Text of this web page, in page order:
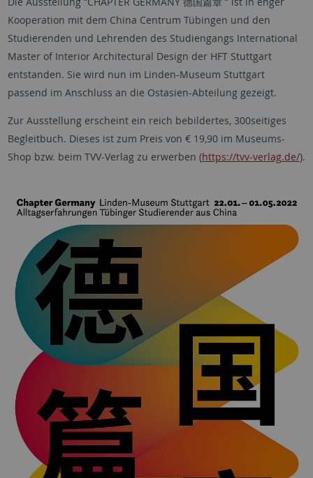
Kooperation mit dem China Centrum Tübingen und den
Studierenden und Lehrenden des Studiengangs International
Master of Interior Architectural Design der HFT Stuttgart
entstanden. Sie wird nun im Linden-Museum Stuttgart
passend im Anschluss an die Ostasien-Abteilung gezeigt.
Zur Ausstellung erscheint ein reich bebildertes, 300seitiges
Begleitbuch. Dieses ist zum Preis von € 19,90 im Museums-
Shop bzw. beim TVV-Verlag zu erwerben (https://tvv-verlag.de/).